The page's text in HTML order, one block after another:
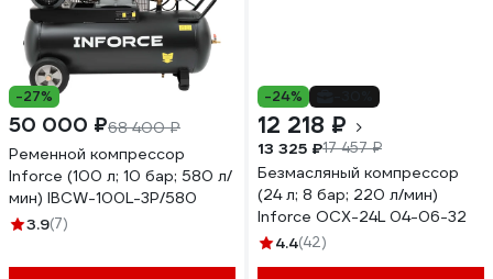
-27%
50 000 ₽68 400 ₽
Ременной компрессор
Inforce (100 л; 10 бар; 580 л/
мин) IBCW-100L-3P/580
3.9(7)
-24%
12 218 ₽
13 325 ₽17 457 ₽
Безмасляный компрессор
(24 л; 8 бар; 220 л/мин)
Inforce OCX-24L 04-06-32
4.4(42)